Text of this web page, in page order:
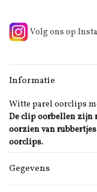
Volg ons op
Informatie
Witte parel oorclips
De clip oorbellen zijn
oorzien van
oorclips.
Gegevens